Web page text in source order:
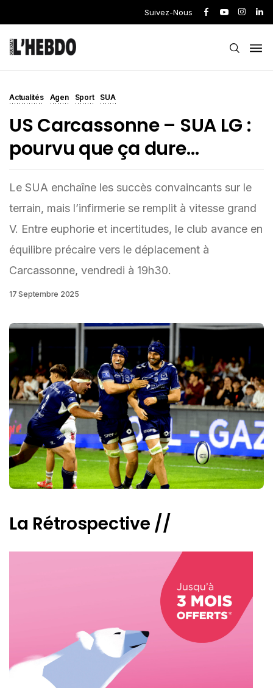
Suivez-Nous
Actualités Agen Sport SUA
US Carcassonne – SUA LG :
pourvu que ça dure…
Le SUA enchaîne les succès convaincants sur le
terrain, mais l’infirmerie se remplit à vitesse grand
V. Entre euphorie et incertitudes, le club avance en
équilibre précaire vers le déplacement à
Carcassonne, vendredi à 19h30.
17 Septembre 2025
La Rétrospective //